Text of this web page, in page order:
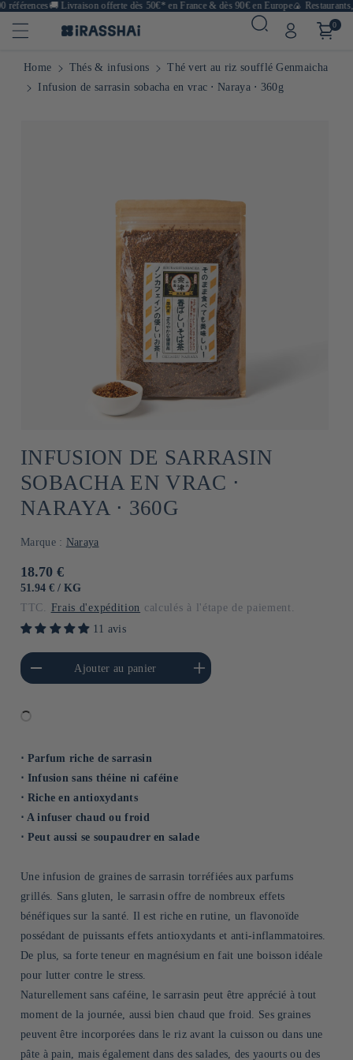
🚚Livraison offerte dès 50€* en France & dès 90€ en Europe🍙 Restaurants,
0
Home Thés & infusions
Thé vert au riz soufflé Genmaicha
Infusion de sarrasin sobacha en vrac ⋅ Naraya ⋅ 360g
INFUSION DE SARRASIN
SOBACHA EN VRAC ⋅
NARAYA ⋅ 360G
Marque : Naraya
Prix
habituel
18.70 €
PRIX
51.94 € / PAR
KG
TTC. Frais d'expédition calculés à l'étape de paiement.
11 avis
quantité de Default
Title
Ajouter au panier
Augmenter la quantité de
Default Title
⋅ Parfum riche de sarrasin
⋅ Infusion sans théine ni caféine
⋅ Riche en antioxydants
⋅ A infuser chaud ou froid
⋅ Peut aussi se soupaudrer en salade
Une infusion de graines de sarrasin torréfiées aux parfums
grillés. Sans gluten, le sarrasin offre de nombreux effets
bénéfiques sur la santé. Il est riche en rutine, un flavonoïde
possédant de puissants effets antioxydants et anti-inflammatoires.
De plus, sa forte teneur en magnésium en fait une boisson idéale
pour lutter contre le stress.
Naturellement sans caféine, le sarrasin peut être apprécié à tout
moment de la journée, aussi bien chaud que froid. Ses graines
peuvent être incorporées dans le riz avant la cuisson ou dans une
pâte à pain, mais également dans des salades, des yaourts ou des